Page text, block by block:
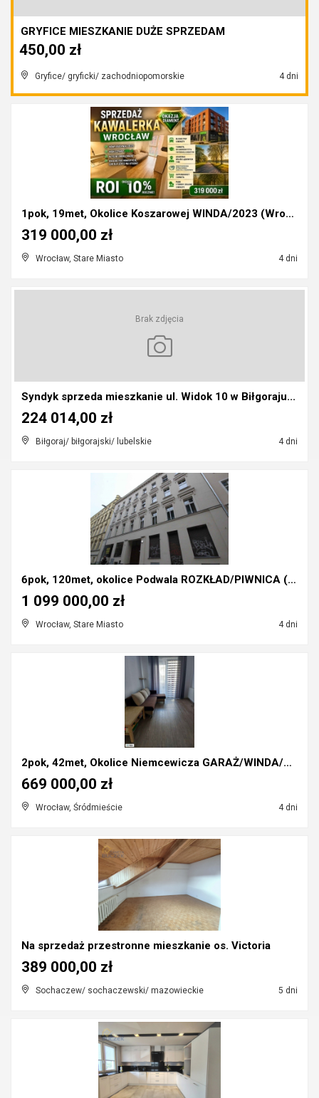
GRYFICE MIESZKANIE DUŻE SPRZEDAM
Gryfice/ gryficki/ zachodniopomorskie 4 dni
450,00 zł
1pok, 19met, Okolice Koszarowej WINDA/2023 (Wrocła...
Wrocław, Stare Miasto 4 dni
319 000,00 zł
Brak zdjęcia
Syndyk sprzeda mieszkanie ul. Widok 10 w Biłgoraju...
Biłgoraj/ biłgorajski/ lubelskie 4 dni
224 014,00 zł
6pok, 120met, okolice Podwala ROZKŁAD/PIWNICA (Wro...
Wrocław, Stare Miasto 4 dni
1 099 000,00 zł
2pok, 42met, Okolice Niemcewicza GARAŻ/WINDA/2015 ...
Wrocław, Śródmieście 4 dni
669 000,00 zł
Na sprzedaż przestronne mieszkanie os. Victoria
Sochaczew/ sochaczewski/ mazowieckie 5 dni
389 000,00 zł